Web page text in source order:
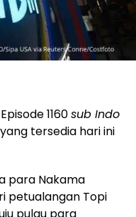
1160sub Indo
tersedia hari ini
para Nakama
petualangan Topi